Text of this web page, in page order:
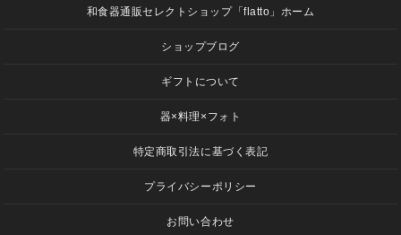
和食器通販セレクトショップ「flatto」ホーム
ショップブログ
ギフトについて
器×料理×フォト
特定商取引法に基づく表記
プライバシーポリシー
お問い合わせ